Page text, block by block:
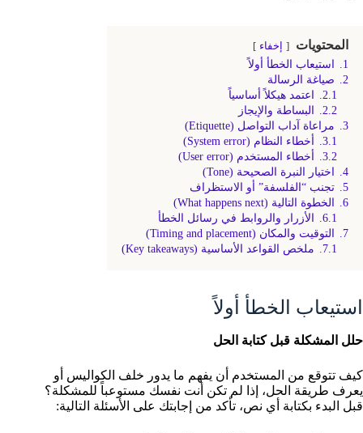
المحتويات إخفاء
1.
استيعاب الخطأ أولاً
2.
صياغة الرسالة
2.1.
اعتمد هيكلاً أساسياً
2.2.
البساطة والإيجاز
3.
مراعاة آداب التواصل (Etiquette)
3.1.
أخطاء النظام (System error)
3.2.
أخطاء المستخدم (User error)
4.
اختيار النبرة الصحيحة (Tone)
5.
تجنب “الفلسفة” أو الاستظراف
6.
الخطوة التالية (What happens next)
6.1.
الأزرار والروابط في رسائل الخطأ
7.
التوقيت والمكان (Timing and placement)
7.1.
ملخص القواعد الأساسية (Key takeaways)
استيعاب الخطأ أولاً
حلل المشكلة قبل كتابة الحل
كيف تتوقع من المستخدم أن يفهم ما يدور خلف الكواليس أو
يعرف طريقة الحل، إذا لم تكن أنت نفسك مستوعباً للمشكلة؟
قبل البدء بكتابة أي نص، تأكد من إجابتك على الأسئلة التالية: